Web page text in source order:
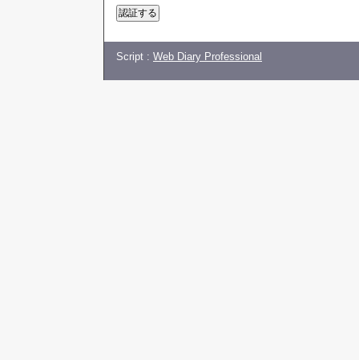
Script : Web Diary Professional